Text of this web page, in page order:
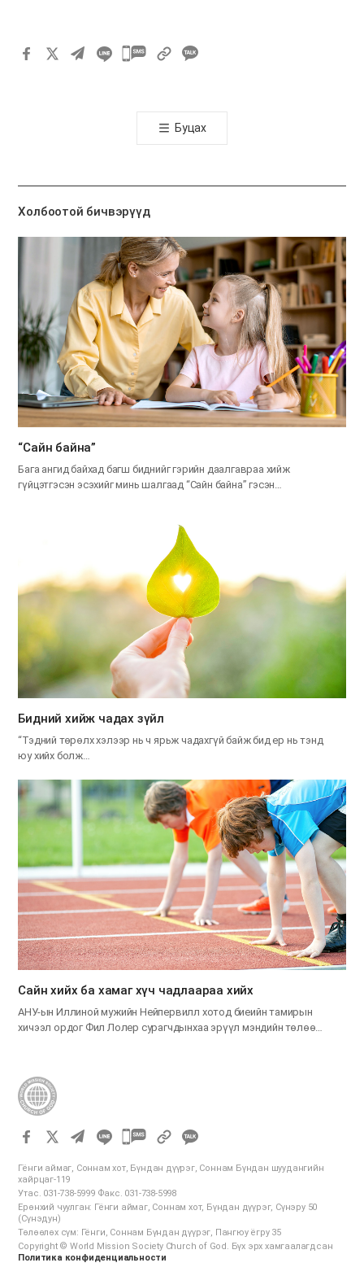
카
톡
공
기
Буцах
Холбоотой бичвэрүүд
“Сайн байна”
Бага ангид байхад багш биднийг гэрийн даалгавраа хийж
гүйцэтгэсэн эсэхийг минь шалгаад “Сайн байна” гэсэн…
​Бидний хийж чадах зүйл
“Тэдний төрөлх хэлээр нь ч ярьж чадахгүй байж бид ер нь тэнд
юу хийх болж…
Сайн хийх ба хамаг хүч чадлаараа хийх
АНУ-ын Иллиной мужийн Нейпервилл хотод биеийн тамирын
хичээл ордог Фил Лолер сурагчдынхаа эрүүл мэндийн төлөө…
카
오
공
유
하
Гёнги аймаг, Соннам хот, Бүндан дүүрэг, Соннам Бүндан шуудангийн
хайрцаг-119
Утас. 031-738-5999 Факс. 031-738-5998
Ерөнхий чуулган: Гёнги аймаг, Соннам хот, Бүндан дүүрэг, Сүнэру 50
(Сүнэдун)
Төлөөлөх сүм: Гёнги, Соннам Бүндан дүүрэг, Пангюу ёгру 35
Copyright © World Mission Society Church of God. Бүх эрх хамгаалагдсан
Политика конфиденциальности